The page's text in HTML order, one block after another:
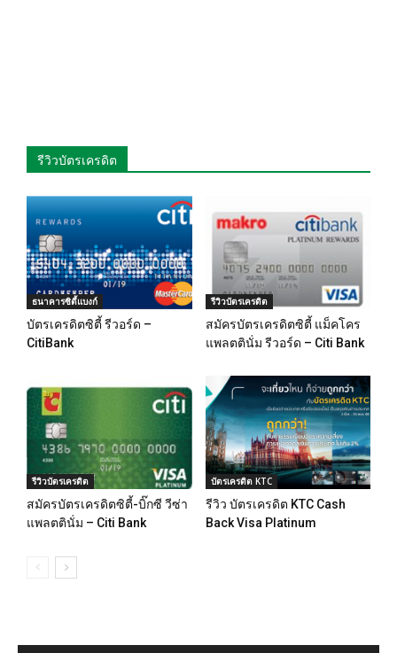
รีวิวบัตรเครดิต
ธนาคารซิตี้แบงก์
บัตรเครดิตซิตี้ รีวอร์ด –
CitiBank
รีวิวบัตรเครดิต
สมัครบัตรเครดิตซิตี้ แม็คโคร
แพลตตินั่ม รีวอร์ด – Citi Bank
รีวิวบัตรเครดิต
สมัครบัตรเครดิตซิตี้-บิ๊กซี วีซ่า
แพลตตินั่ม – Citi Bank
บัตรเครดิต KTC
รีวิว บัตรเครดิต KTC Cash
Back Visa Platinum